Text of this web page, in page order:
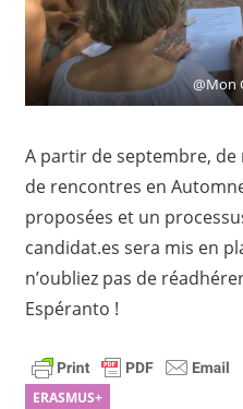
@Mon
A partir de septembre,
de rencontres en
proposées et un
candidat.es sera mis en
n’oubliez pas de
Espéranto !
ERASMUS+